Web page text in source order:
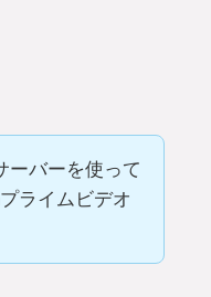
ーバーを使って
ライムビデオ